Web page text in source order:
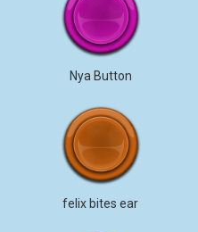
Nya Button
felix bites ear